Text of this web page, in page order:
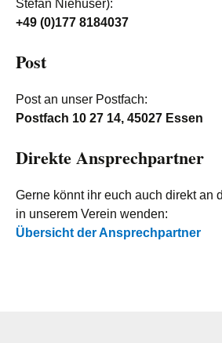
Stefan Niehüser):
+49 (0)177 8184037
Post
Post an unser Postfach:
Postfach 10 27 14, 45027 Essen
Direkte Ansprechpartner
Gerne könnt ihr euch auch direkt an
in unserem Verein wenden:
Übersicht der Ansprechpartner